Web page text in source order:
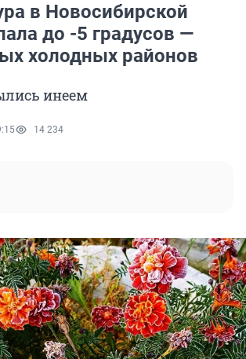
в Новосибирской
до -5 градусов —
холодных районов
инеем
14 234